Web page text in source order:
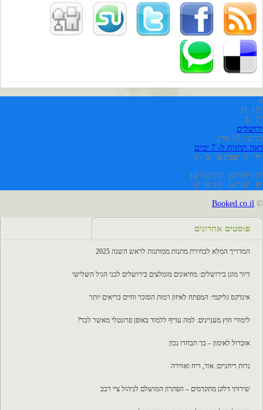
6
H: 15°
L: 7°
ירושלים
רביעי, 07 מרץ
ראה תחזית ל- 7 ימים
ה'
ו' שבת א' ב' ג'
15°
19°
21°
25°
16°
14°
8°
10°
14°
15°
8°
6°
©
Booked.co.il
פוסטים אחרונים
המדריך המלא לבחירת מתנות ממותגות לראש השנה 2025
דיור מוגן בירושלים: מוזיאונים מומלצים בירושלים לבני הגיל השלישי
אינדקס גליקמי: המפתח לאיזון רמות הסוכר וחיים בריאים יותר
לימודי חוץ מעניינים: למה עדיף ללמוד באופן פרונטלי מאשר לבד?
אוברול לאימון – כך תבחרו נכון
נרות ריחניים: אור, ריח ואווירה
שירותי דלקן מתקדמים – הפתרון המושלם לניהול ציי רכב